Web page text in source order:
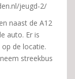
jeugd-2/
naast de A12
auto. Er is
de locatie.
streekbus